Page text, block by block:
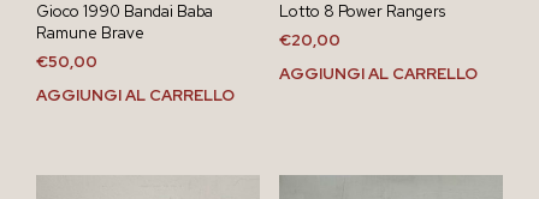
Gioco 1990 Bandai Baba
Ramune Brave
€50,00
AGGIUNGI AL CARRELLO
Lotto 8 Power Rangers
€20,00
AGGIUNGI AL CARRELLO